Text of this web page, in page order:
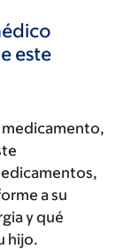
este
medicamento,
a su
y qué
hijo.